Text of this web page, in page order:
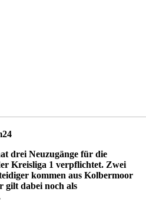
drei Neuzugänge für die
Kreisliga 1 verpflichtet. Zwei
kommen aus Kolbermoor
gilt dabei noch als